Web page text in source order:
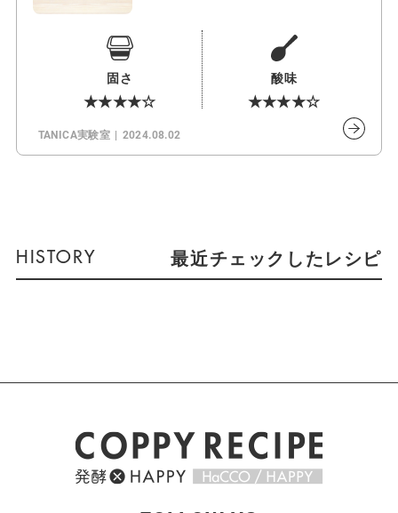
固さ
★★★★☆
酸味
★★★★☆
TANICA実験室 2024.08.02
最近チェックしたレシピ